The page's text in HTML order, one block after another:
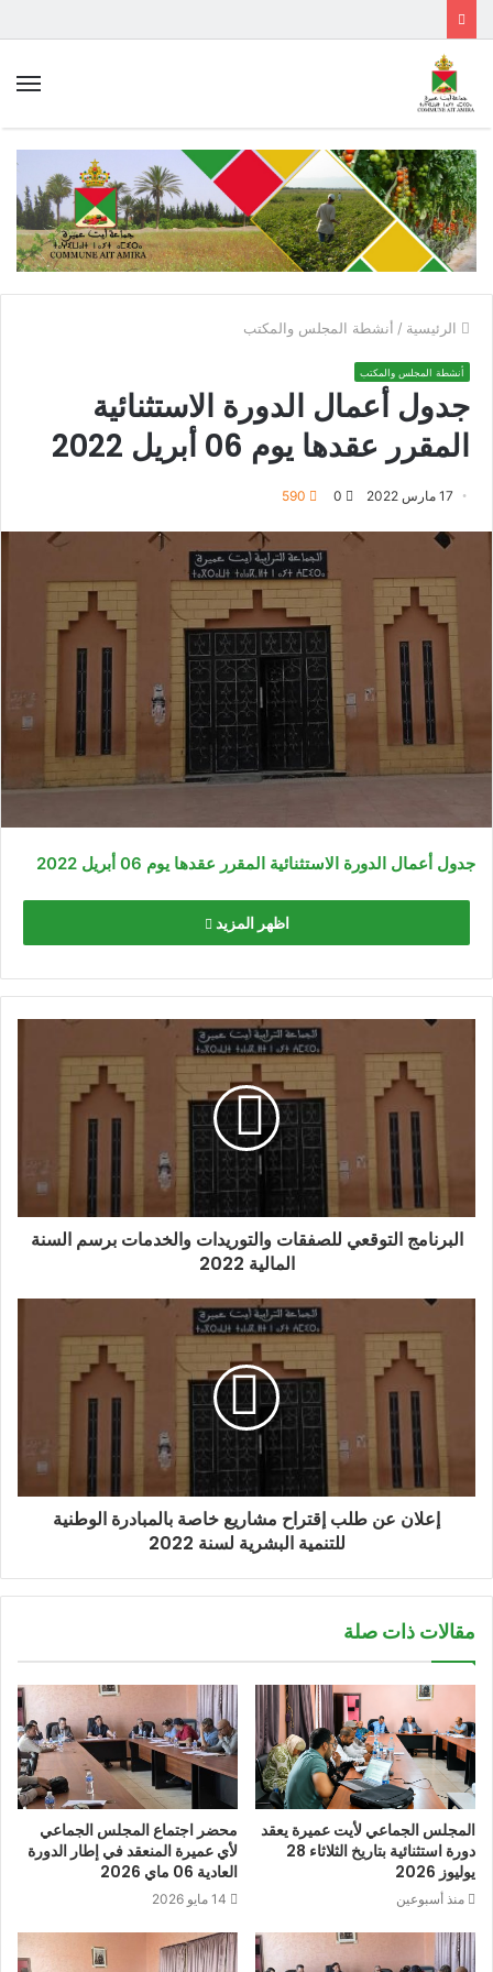
الرئيسية / أنشطة المجلس والمكتب
أنشطة المجلس والمكتب
جدول أعمال الدورة الاستثنائية
المقرر عقدها يوم 06 أبريل 2022
17 مارس 2022 0
590
جدول أعمال الدورة الاستثنائية المقرر عقدها يوم 06 أبريل 2022
اظهر المزيد
البرنامج التوقعي للصفقات والتوريدات والخدمات برسم السنة
المالية 2022
إعلان عن طلب إقتراح مشاريع خاصة بالمبادرة الوطنية
للتنمية البشرية لسنة 2022
مقالات ذات صلة
المجلس الجماعي لأيت عميرة يعقد
دورة استثنائية بتاريخ الثلاثاء 28
يوليوز 2026
منذ أسبوعين
محضر اجتماع المجلس الجماعي
لأي عميرة المنعقد في إطار الدورة
العادية 06 ماي 2026
14 مايو 2026